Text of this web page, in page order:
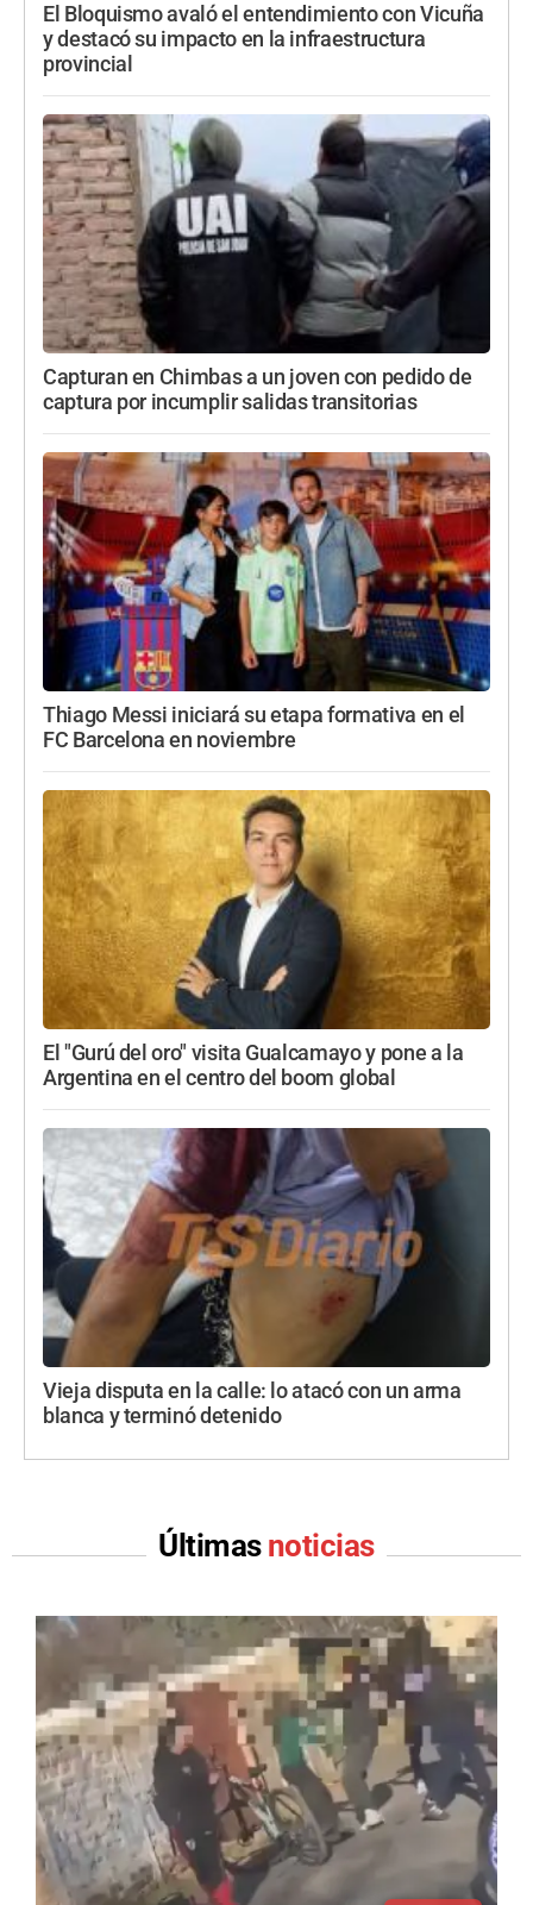
El Bloquismo avaló el entendimiento con Vicuña
y destacó su impacto en la infraestructura
provincial
Capturan en Chimbas a un joven con pedido de
captura por incumplir salidas transitorias
Thiago Messi iniciará su etapa formativa en el
FC Barcelona en noviembre
El "Gurú del oro" visita Gualcamayo y pone a la
Argentina en el centro del boom global
Vieja disputa en la calle: lo atacó con un arma
blanca y terminó detenido
Últimas noticias